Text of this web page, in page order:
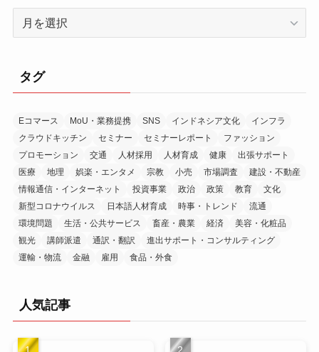
ブ
タグ
Eコマース MoU・業務提携 SNS インドネシア文化
インフラ
クラウドキッチン
セミナー セミナーレポート
ファッション
プロモーション
交通 人材採用 人材育成 健康
出張サポート
医療
地理 娯楽・エンタメ 宗教 小売 市場調査
建設・不動産
情報通信・インターネット
投資事業 政治 政策 教育
文化
新型コロナウイルス
日本語人材育成 時事・トレンド
流通
環境問題
生活・公共サービス 畜産・農業 経済
美容・化粧品
観光
講師派遣 通訳・翻訳
進出サポート・コンサルティング
運輸・物流
金融 雇用 食品・外食
人気記事